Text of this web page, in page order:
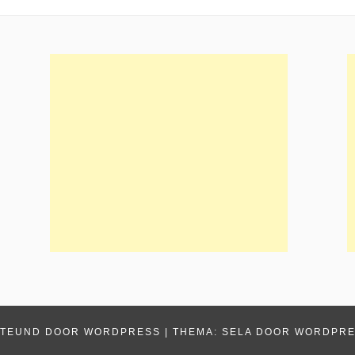
DOOR WORDPRESS THEMA: SELA DOOR